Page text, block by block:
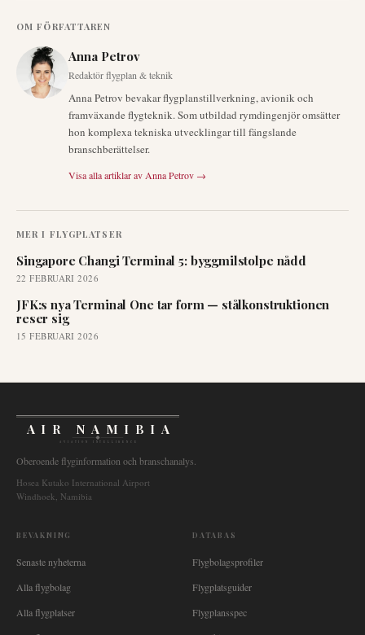
OM FÖRFATTAREN
Anna Petrov
Redaktör flygplan & teknik
Anna Petrov bevakar flygplanstillverkning, avionik och
framväxande flygteknik. Som utbildad rymdingenjör omsätter
hon komplexa tekniska utvecklingar till fängslande
branschberättelser.
Visa alla artiklar av Anna Petrov →
MER I FLYGPLATSER
Singapore Changi Terminal 5: byggmilstolpe nådd
22 FEBRUARI 2026
JFK:s nya Terminal One tar form — stålkonstruktionen
reser sig
15 FEBRUARI 2026
AIR NAMIBIA
AVIATION INTELLIGENCE
Oberoende flyginformation och branschanalys.
Hosea Kutako International Airport
Windhoek, Namibia
BEVAKNING
Senaste nyheterna
Alla flygbolag
Alla flygplatser
DATABAS
Flygbolagsprofiler
Flygplatsguider
Flygplansspec